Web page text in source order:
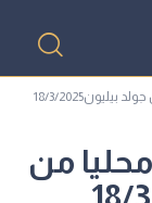
3/2025
من